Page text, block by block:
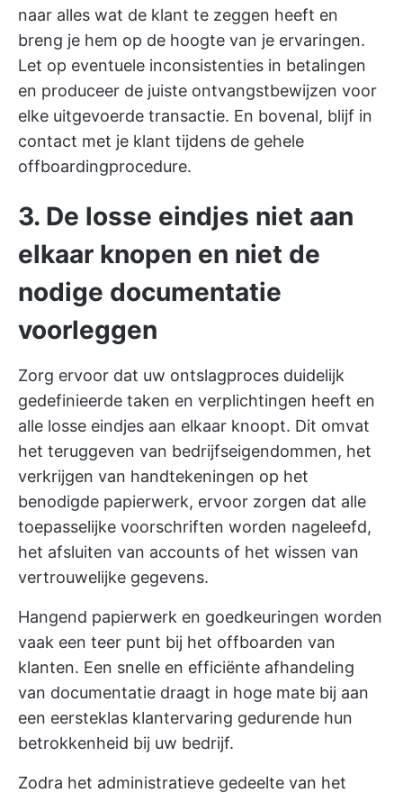
naar alles wat de klant te zeggen heeft en
breng je hem op de hoogte van je ervaringen.
Let op eventuele inconsistenties in betalingen
en produceer de juiste ontvangstbewijzen voor
elke uitgevoerde transactie. En bovenal, blijf in
contact met je klant tijdens de gehele
offboardingprocedure.
3. De losse eindjes niet aan
elkaar knopen en niet de
nodige documentatie
voorleggen
Zorg ervoor dat uw ontslagproces duidelijk
gedefinieerde taken en verplichtingen heeft en
alle losse eindjes aan elkaar knoopt. Dit omvat
het teruggeven van bedrijfseigendommen, het
verkrijgen van handtekeningen op het
benodigde papierwerk, ervoor zorgen dat alle
toepasselijke voorschriften worden nageleefd,
het afsluiten van accounts of het wissen van
vertrouwelijke gegevens.
Hangend papierwerk en goedkeuringen worden
vaak een teer punt bij het offboarden van
klanten. Een snelle en efficiënte afhandeling
van documentatie draagt in hoge mate bij aan
een eersteklas klantervaring gedurende hun
betrokkenheid bij uw bedrijf.
Zodra het administratieve gedeelte van het